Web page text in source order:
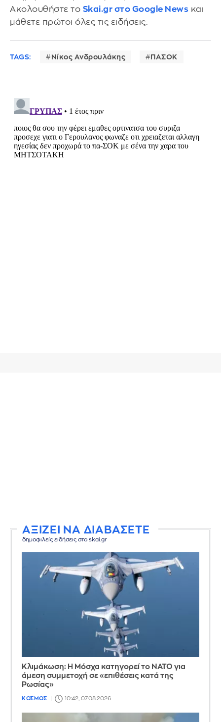
Ακολουθήστε το Skai.gr στο Google News και
μάθετε πρώτοι όλες τις ειδήσεις.
TAGS: Νίκος Ανδρουλάκης ΠΑΣΟΚ
ΑΞΙΖΕΙ ΝΑ ΔΙΑΒΑΣΕΤΕ
δημοφιλείς ειδήσεις στο skai.gr
Κλιμάκωση: Η Μόσχα κατηγορεί το ΝΑΤΟ για
άμεση συμμετοχή σε «επιθέσεις κατά της
Ρωσίας»
ΚΟΣΜΟΣ 10:42, 07.08.2026